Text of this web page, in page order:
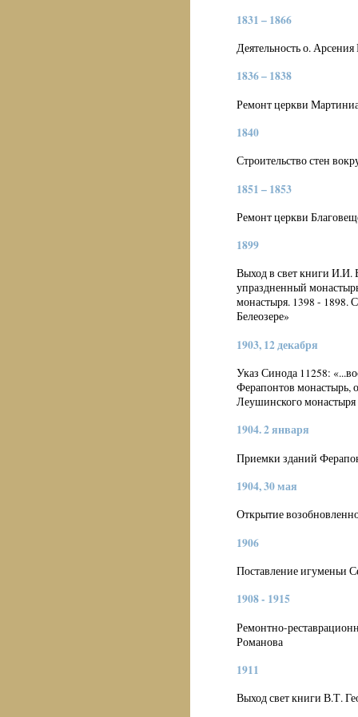
1831 – 1866
Деятельность о. Арсения
1836 – 1838
Ремонт церкви
1840
Строительство стен
1851 – 1853
Ремонт церкви
1899
Выход в свет книги И.И.
упраздненный
монастыря. 1398 - 1898.
Белеозере»
1903, 12 декабря
Указ Синода 11258:
Ферапонтов монастырь,
Леушинского
1904. 2 января
Приемки зданий
1904, 30 мая
Открытие
1906
Поставление игуменьи
1908 - 1915
Ремонтно-
Романова
1911
Выход свет книги В.Т.